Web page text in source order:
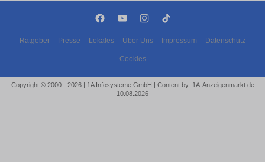
Ratgeber Presse Lokales Über Uns Impressum Datenschutz
Cookies
Copyright © 2000 - 2026 | 1A Infosysteme GmbH | Content by: 1A-Anzeigenmarkt.de
10.08.2026